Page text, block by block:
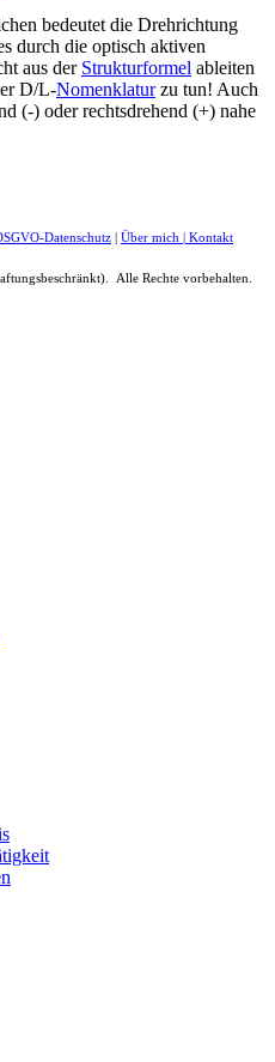
bedeutet die Drehrichtung
durch die optisch aktiven
aus der Strukturformel ableiten
D/L-Nomenklaturzu tun! Auch
(-) oder rechtsdrehend (+) nahe
Datenschutz Über mich Kontakt
Alle Rechte vorbehalten.